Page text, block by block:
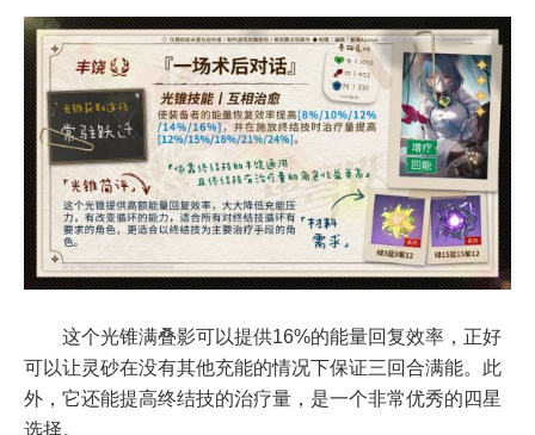
这个光锥满叠影可以提供16%的能量回复效率，正好
可以让灵砂在没有其他充能的情况下保证三回合满能。此
外，它还能提高终结技的治疗量，是一个非常优秀的四星
选择。